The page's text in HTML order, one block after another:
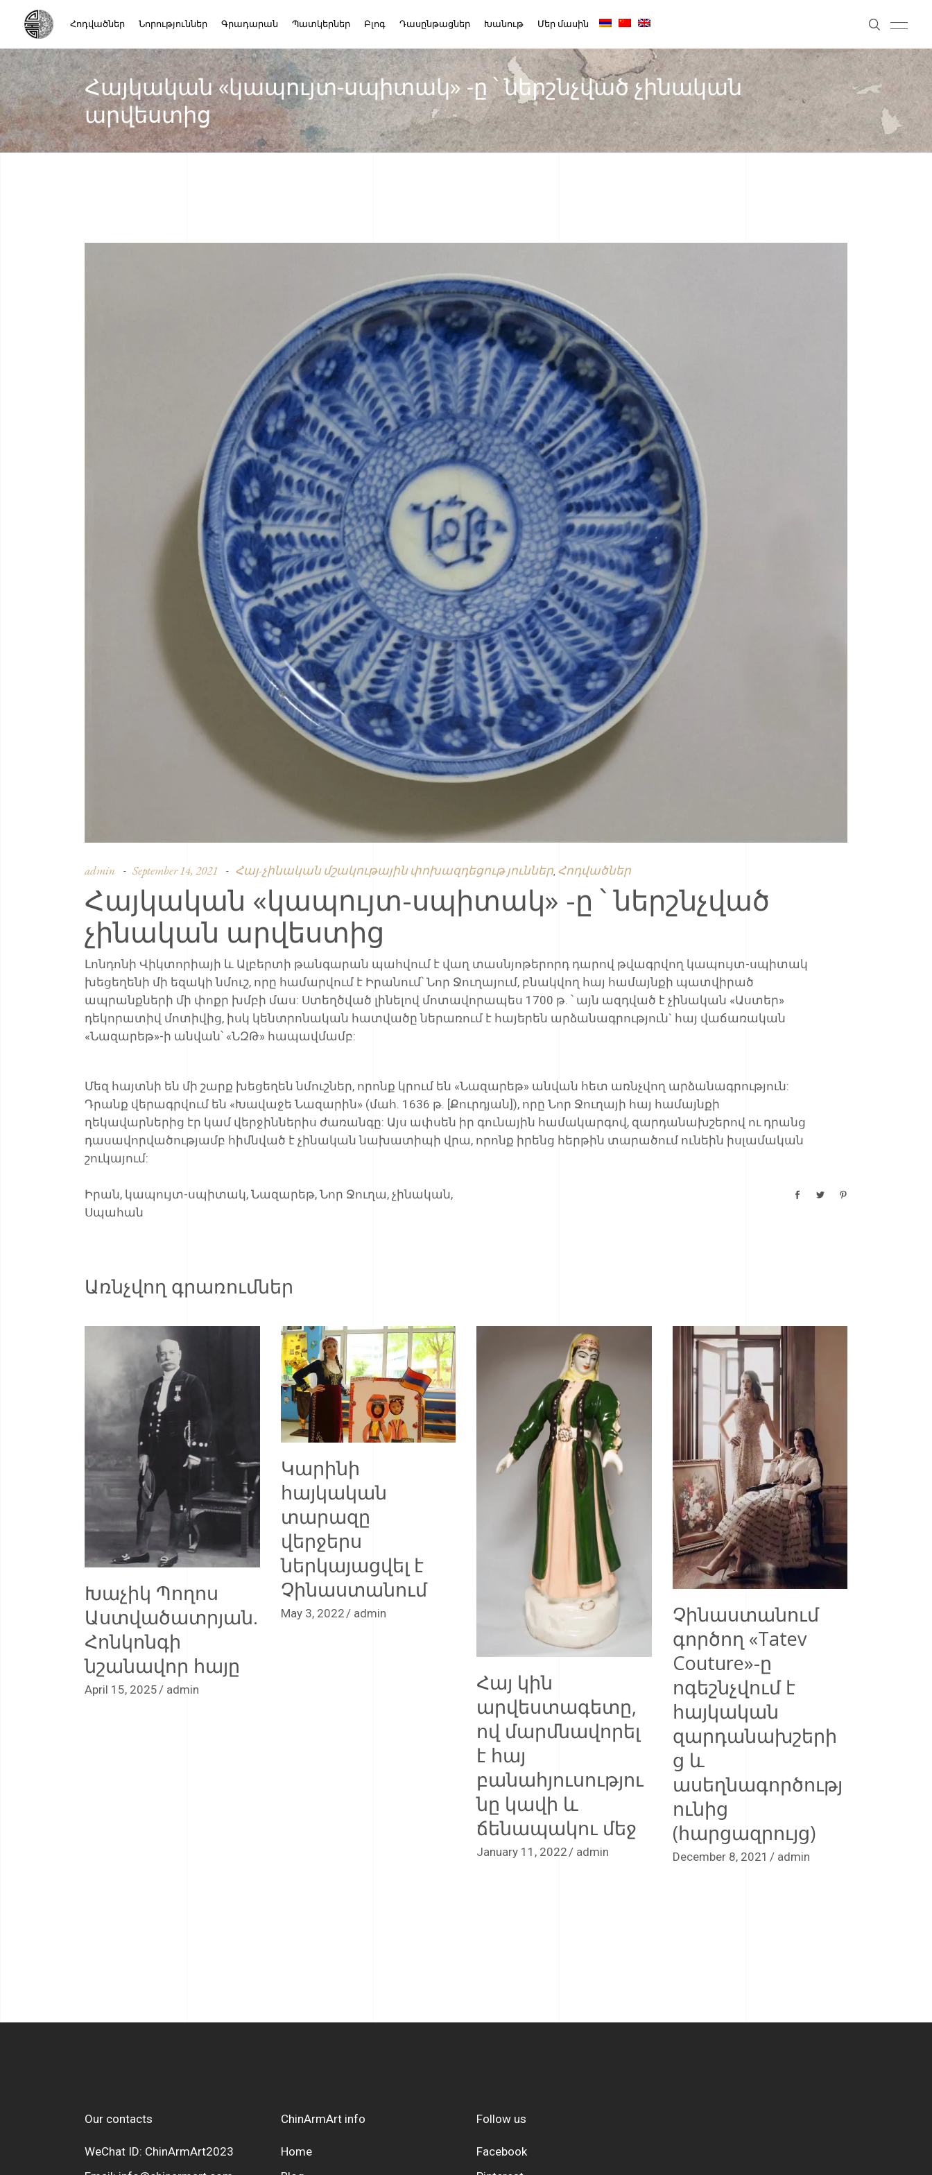
Հոդվածներ Նորություններ Գրադարան Պատկերներ Բլոգ Դասընթացներ Խանութ Մեր մասին
Հայկական «կապույտ-սպիտակ» -ը ՝ ներշնչված չինական
արվեստից
admin September 14, 2021 Հայ-չինական մշակութային փոխազդեցութ յուններ, Հոդվածներ
Հայկական «կապույտ-սպիտակ» -ը ՝ ներշնչված
չինական արվեստից
Լոնդոնի Վիկտորիայի և Ալբերտի թանգարան պահվում է վաղ տասնյոթերորդ դարով թվագրվող կապույտ-սպիտակ
խեցեղենի մի եզակի նմուշ, որը համարվում է Իրանում՝ Նոր Ջուղայում, բնակվող հայ համայնքի պատվիրած
ապրանքների մի փոքր խմբի մաս: Ստեղծված լինելով մոտավորապես 1700 թ. ՝ այն ազդված է չինական «Աստեր»
դեկորատիվ մոտիվից, իսկ կենտրոնական հատվածը ներառում է հայերեն արձանագրություն` հայ վաճառական
«Նազարեթ»-ի անվան՝ «ՆԶԹ» հապավմամբ:
Մեզ հայտնի են մի շարք խեցեղեն նմուշներ, որոնք կրում են «Նազարեթ» անվան հետ առնչվող արձանագրություն:
Դրանք վերագրվում են «Խավաջե Նազարին» (մահ. 1636 թ. [Քուրդյան]), որը Նոր Ջուղայի հայ համայնքի
ղեկավարներից էր կամ վերջիններիս ժառանգը: Այս ափսեն իր գունային համակարգով, զարդանախշերով ու դրանց
դասավորվածությամբ հիմնված է չինական նախատիպի վրա, որոնք իրենց հերթին տարածում ունեին իսլամական
շուկայում:
Իրան, կապույտ-սպիտակ, Նազարեթ, Նոր Ջուղա, չինական,
Սպահան
Առնչվող գրառումներ
Խաչիկ Պողոս
Աստվածատրյան.
Հոնկոնգի
նշանավոր հայը
April 15, 2025 admin
Կարինի
հայկական
տարազը
վերջերս
ներկայացվել է
Չինաստանում
May 3, 2022 admin
Հայ կին
արվեստագետը,
ով մարմնավորել
է հայ
բանահյուսությու
նը կավի և
ճենապակու մեջ
January 11, 2022 admin
Չինաստանում
գործող «Tatev
Couture»-ը
ոգեշնչվում է
հայկական
զարդանախշերի
ց և
ասեղնագործությ
ունից
(հարցազրույց)
December 8, 2021 admin
Our contacts
WeChat ID: ChinArmArt2023
ChinArmArt info
Home
Follow us
Facebook